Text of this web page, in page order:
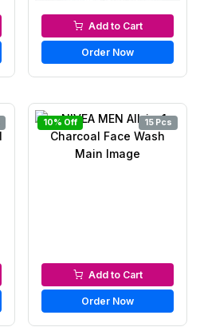
Men’s Face Wash
Add to Cart
Order Now
10% Off 15 Pcs
Men’s Face Wash
Add to Cart
Order Now